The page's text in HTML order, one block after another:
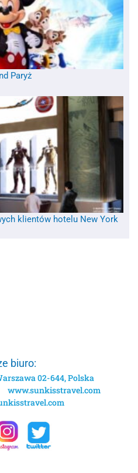
Paryż
klientów hotelu New York
biuro:
02-644, Polska
www.sunkisstravel.com